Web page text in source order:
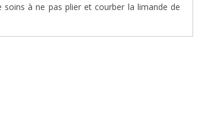
à ne pas plier et courber la limande de